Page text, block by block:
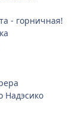
- горничная!
Надэсико